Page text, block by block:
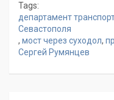
Tags:
департамент
Севастополя
, мост через суходол,
Сергей Румянцев